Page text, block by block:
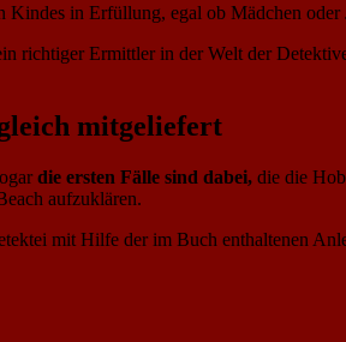
Kindes in Erfüllung, egal ob Mädchen oder
richtiger Ermittler in der Welt der
mitgeliefert
die ersten Fälle sind dabei, die die
aufzuklären.
mit Hilfe der im Buch enthaltenen